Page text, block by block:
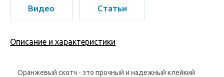
Видео Статьи
Описание и характеристики
Оранжевый скотч - это прочный и надежный клейкий